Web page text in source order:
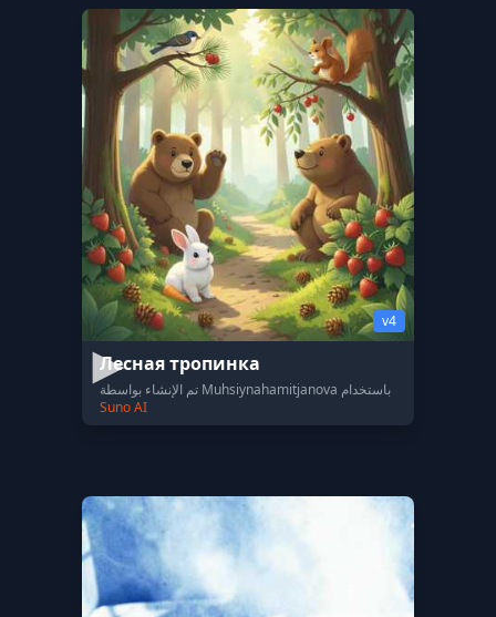
v4
Лесная тропинка
تم الإنشاء بواسطة Muhsiynahamitjanova باستخدام
Suno AI